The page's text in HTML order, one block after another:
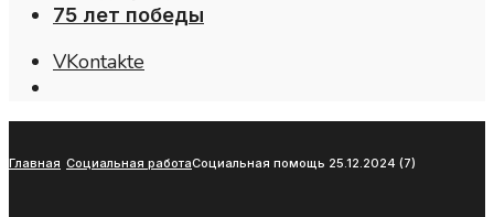
75 лет победы
VKontakte
Главная Социальная работаСоциальная помощь 25.12.2024 (7)